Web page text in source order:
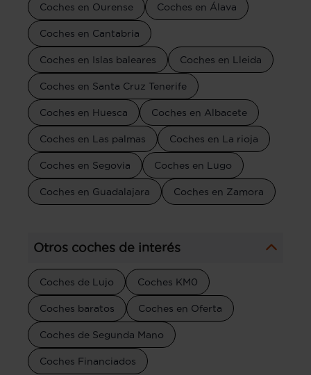
Coches en Ourense Coches en Álava
Coches en Cantabria
Coches en Islas baleares Coches en Lleida
Coches en Santa Cruz Tenerife
Coches en Huesca Coches en Albacete
Coches en Las palmas Coches en La rioja
Coches en Segovia Coches en Lugo
Coches en Guadalajara Coches en Zamora
Otros coches de interés
Coches de Lujo Coches KM0
Coches baratos Coches en Oferta
Coches de Segunda Mano
Coches Financiados